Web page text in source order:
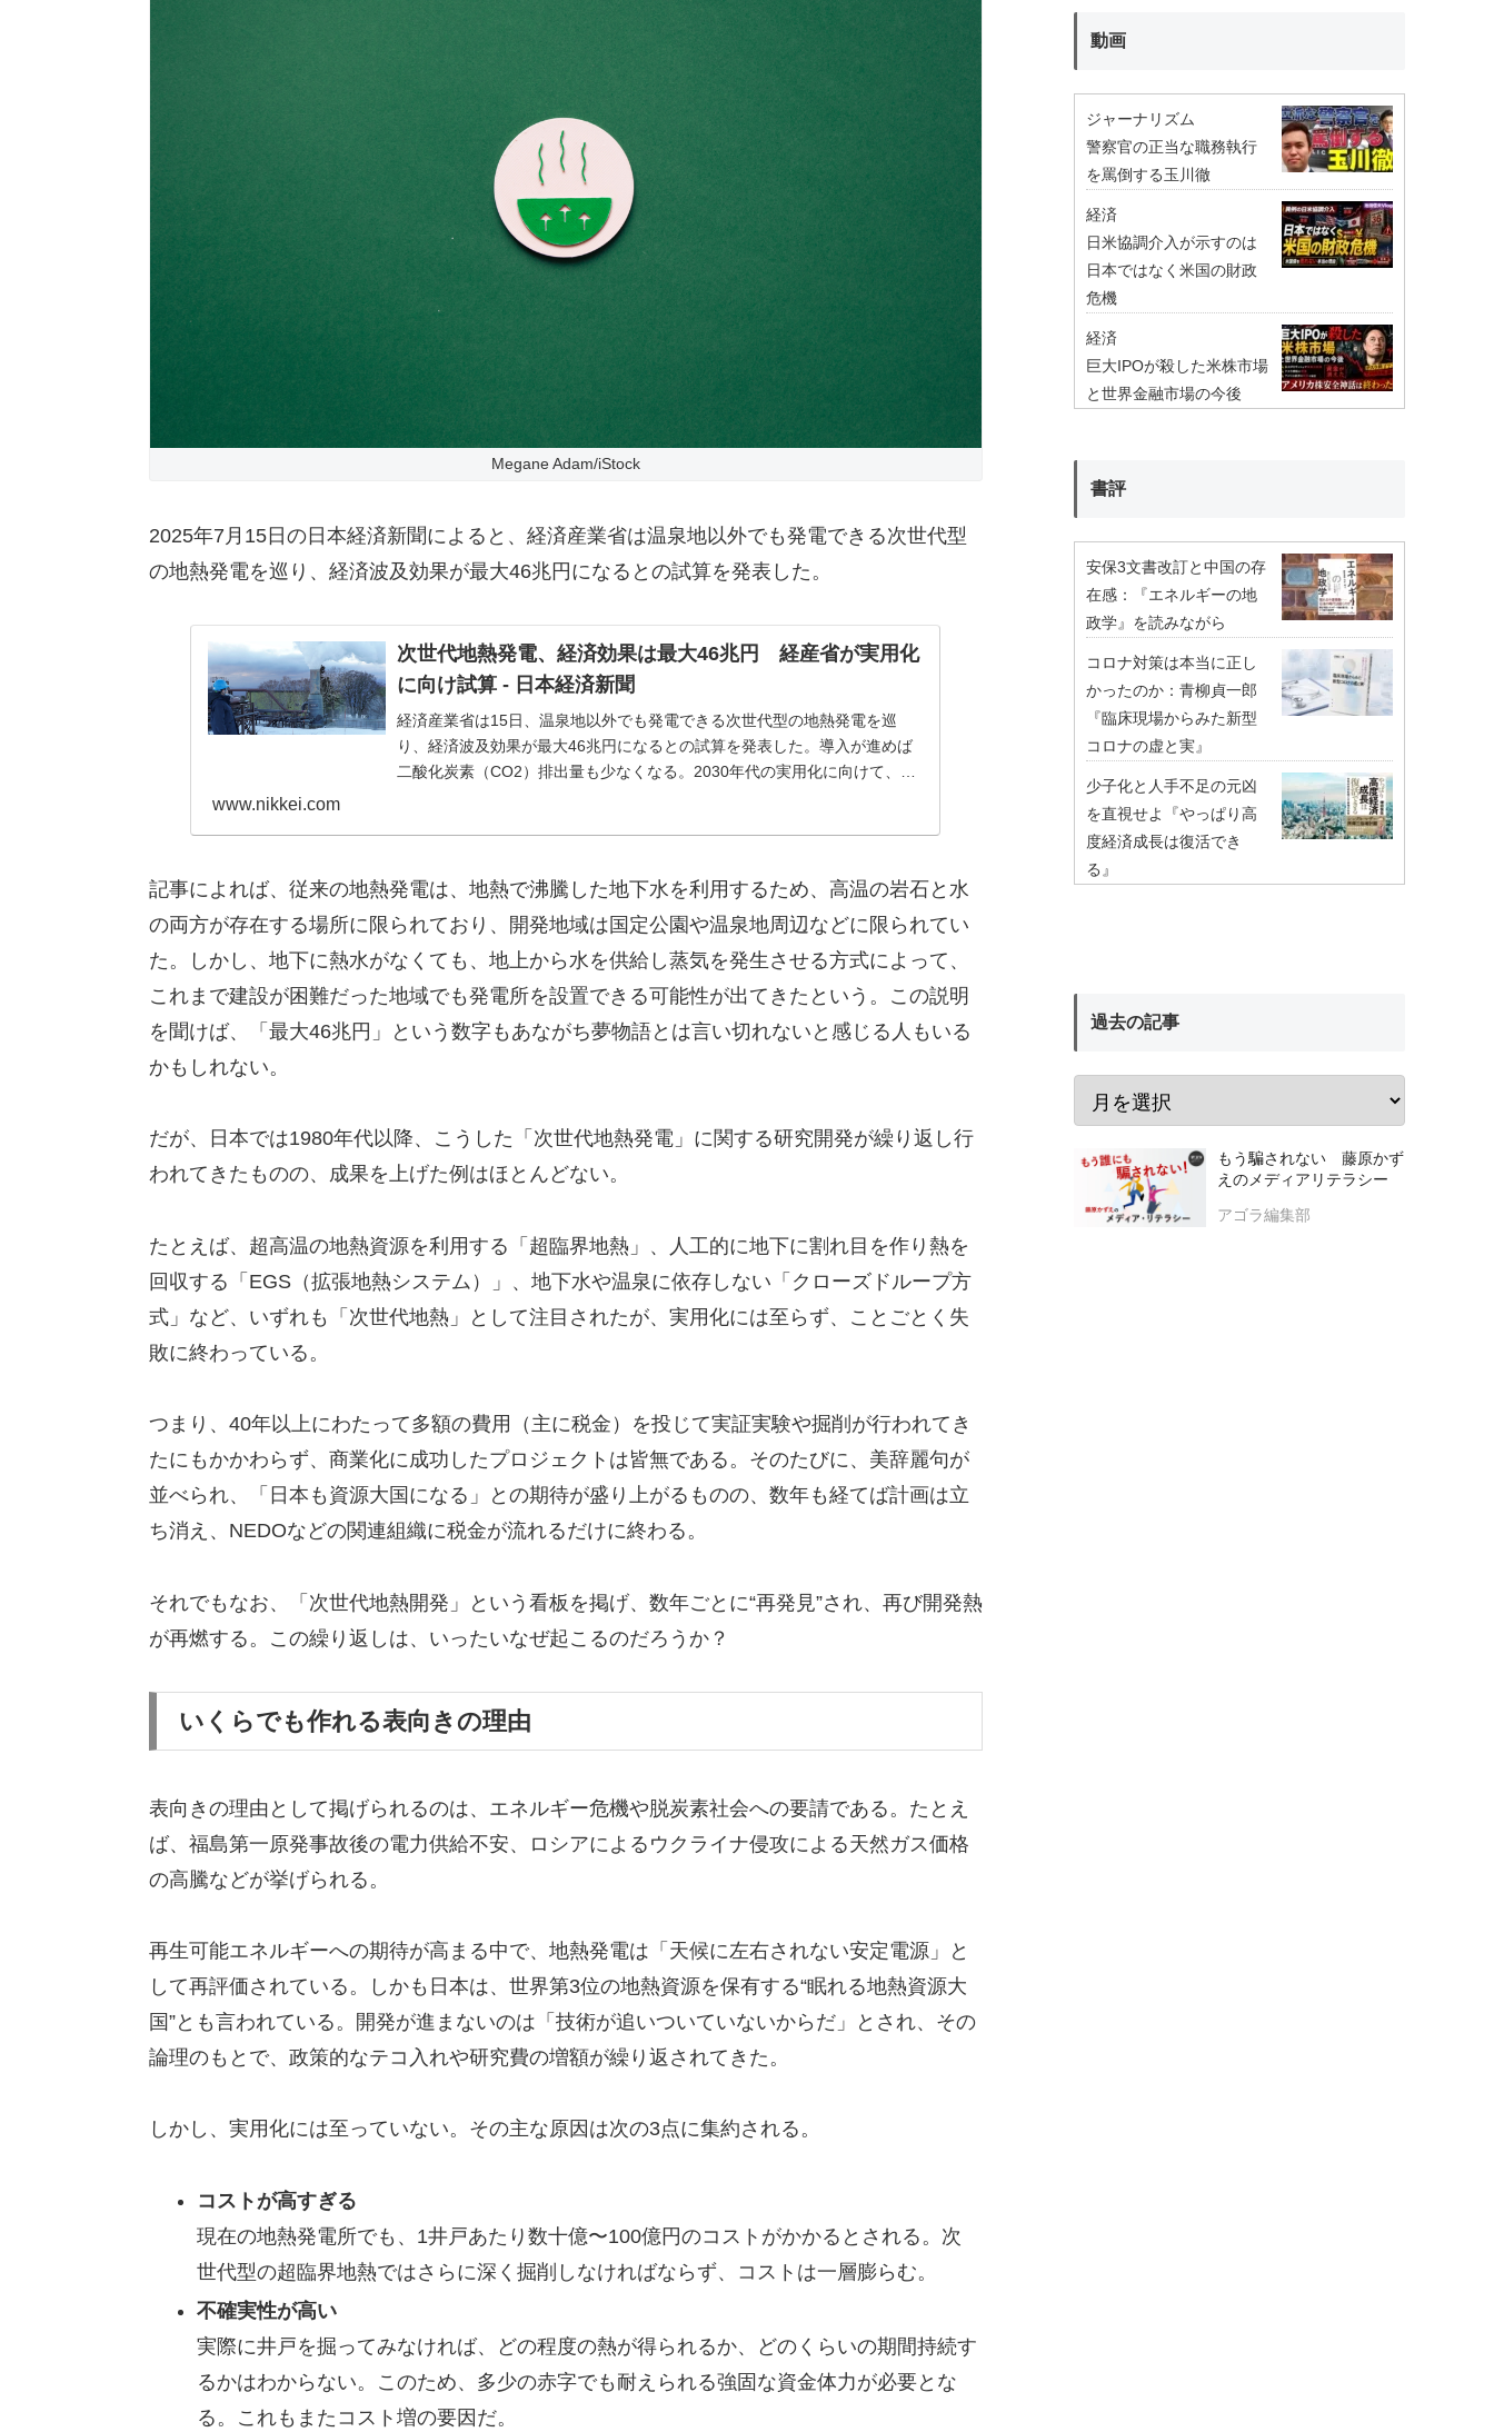
Megane Adam/iStock
2025年7月15日の日本経済新聞によると、経済産業省は温泉地以外でも発電できる次世代型
の地熱発電を巡り、経済波及効果が最大46兆円になるとの試算を発表した。
次世代地熱発電、経済効果は最大46兆円 経産省が実用化
に向け試算 - 日本経済新聞
経済産業省は15日、温泉地以外でも発電できる次世代型の地熱発電を巡
り、経済波及効果が最大46兆円になるとの試算を発表した。導入が進めば
二酸化炭素（CO2）排出量も少なくなる。2030年代の実用化に向けて、企
www.nikkei.com
記事によれば、従来の地熱発電は、地熱で沸騰した地下水を利用するため、高温の岩石と水
の両方が存在する場所に限られており、開発地域は国定公園や温泉地周辺などに限られてい
た。しかし、地下に熱水がなくても、地上から水を供給し蒸気を発生させる方式によって、
これまで建設が困難だった地域でも発電所を設置できる可能性が出てきたという。この説明
を聞けば、「最大46兆円」という数字もあながち夢物語とは言い切れないと感じる人もいる
かもしれない。
だが、日本では1980年代以降、こうした「次世代地熱発電」に関する研究開発が繰り返し行
われてきたものの、成果を上げた例はほとんどない。
たとえば、超高温の地熱資源を利用する「超臨界地熱」、人工的に地下に割れ目を作り熱を
回収する「EGS（拡張地熱システム）」、地下水や温泉に依存しない「クローズドループ方
式」など、いずれも「次世代地熱」として注目されたが、実用化には至らず、ことごとく失
敗に終わっている。
つまり、40年以上にわたって多額の費用（主に税金）を投じて実証実験や掘削が行われてき
たにもかかわらず、商業化に成功したプロジェクトは皆無である。そのたびに、美辞麗句が
並べられ、「日本も資源大国になる」との期待が盛り上がるものの、数年も経てば計画は立
ち消え、NEDOなどの関連組織に税金が流れるだけに終わる。
それでもなお、「次世代地熱開発」という看板を掲げ、数年ごとに“再発見”され、再び開発熱
が再燃する。この繰り返しは、いったいなぜ起こるのだろうか？
いくらでも作れる表向きの理由
表向きの理由として掲げられるのは、エネルギー危機や脱炭素社会への要請である。たとえ
ば、福島第一原発事故後の電力供給不安、ロシアによるウクライナ侵攻による天然ガス価格
の高騰などが挙げられる。
再生可能エネルギーへの期待が高まる中で、地熱発電は「天候に左右されない安定電源」と
して再評価されている。しかも日本は、世界第3位の地熱資源を保有する“眠れる地熱資源大
国”とも言われている。開発が進まないのは「技術が追いついていないからだ」とされ、その
論理のもとで、政策的なテコ入れや研究費の増額が繰り返されてきた。
しかし、実用化には至っていない。その主な原因は次の3点に集約される。
コストが高すぎる
現在の地熱発電所でも、1井戸あたり数十億〜100億円のコストがかかるとされる。次
世代型の超臨界地熱ではさらに深く掘削しなければならず、コストは一層膨らむ。
不確実性が高い
実際に井戸を掘ってみなければ、どの程度の熱が得られるか、どのくらいの期間持続す
るかはわからない。このため、多少の赤字でも耐えられる強固な資金体力が必要とな
る。これもまたコスト増の要因だ。
動画
ジャーナリズム
警察官の正当な職務執行
を罵倒する玉川徹
経済
日米協調介入が示すのは
日本ではなく米国の財政
危機
経済
巨大IPOが殺した米株市場
と世界金融市場の今後
書評
安保3文書改訂と中国の存
在感：『エネルギーの地
政学』を読みながら
コロナ対策は本当に正し
かったのか：青柳貞一郎
『臨床現場からみた新型
コロナの虚と実』
少子化と人手不足の元凶
を直視せよ『やっぱり高
度経済成長は復活でき
る』
過去の記事
もう騙されない 藤原かず
えのメディアリテラシー
アゴラ編集部